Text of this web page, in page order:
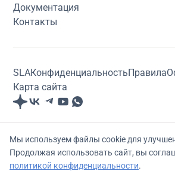
Документация
Контакты
SLAКонфиденциальность Правила
Карта сайта
© ООО "Ликвид Рус"., Все права
2026
ls@liqvid.io
+7 (499) 117-17-61
Мы используем файлы cookie для
Продолжая использовать сайт, вы
политикой конфиденциальности.